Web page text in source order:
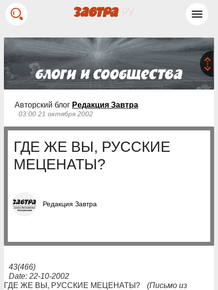
Авторский блог Редакция Завтра
03:00 21 октября 2002
ГДЕ ЖЕ ВЫ, РУССКИЕ
МЕЦЕНАТЫ?
Редакция Завтра
43(466)
Date: 22-10-2002
ГДЕ ЖЕ ВЫ, РУССКИЕ МЕЦЕНАТЫ?
(Письмо из